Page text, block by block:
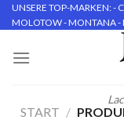
Skip
to
UNSERE TOP-MARKEN: -
MOLOTOW - MONTANA -
START /